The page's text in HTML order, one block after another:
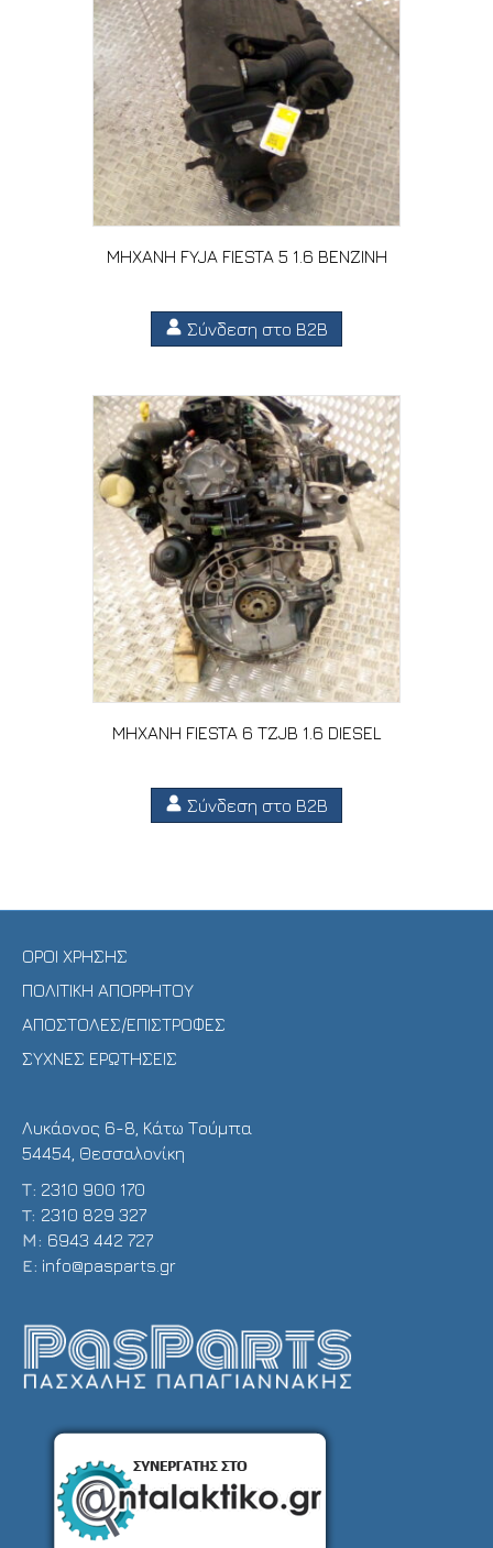
ΜΗΧΑΝΗ FYJA FIESTA 5 1.6 ΒΕΝΖΙΝΗ
Σύνδεση στο B2B
ΜΗΧΑΝΗ FIESTA 6 TZJB 1.6 DIESEL
Σύνδεση στο B2B
ΟΡΟΙ ΧΡΗΣΗΣ
ΠΟΛΙΤΙΚΗ ΑΠΟΡΡΗΤΟΥ
ΑΠΟΣΤΟΛΕΣ/ΕΠΙΣΤΡΟΦΕΣ
ΣΥΧΝΕΣ ΕΡΩΤΗΣΕΙΣ
Λυκάονος 6-8, Κάτω Τούμπα
54454, Θεσσαλονίκη
Τ: 2310 900 170
T: 2310 829 327
Μ: 6943 442 727
E: info@pasparts.gr